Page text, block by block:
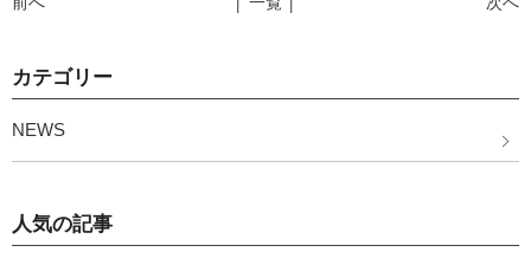
カテゴリー
NEWS
人気の記事